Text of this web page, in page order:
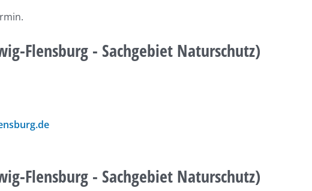
Flensburg - Sachgebiet Naturschutz)
Flensburg - Sachgebiet Naturschutz)